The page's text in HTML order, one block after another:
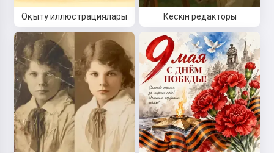
Оқыту иллюстрациялары Кескін редакторы